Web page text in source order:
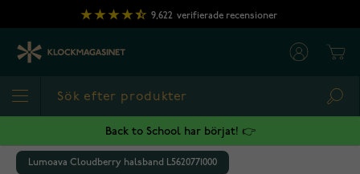
Hoppa till innehållet
9,622 verifierade recensioner
Back to School har börjat! 👉
Lumoava Cloudberry halsband L5620771000